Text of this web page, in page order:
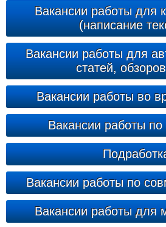
Вакансии работы для
(написание
Вакансии работы для
статей,
Вакансии работы во
Вакансии работы
Вакансии работы по
Вакансии работы для